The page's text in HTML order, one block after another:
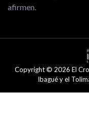
afirmen.
Copyright © 2026 El
Ibagué y el